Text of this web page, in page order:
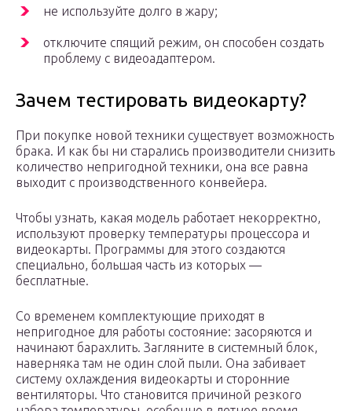
не используйте долго в жару;
отключите спящий режим, он способен создать
проблему с видеоадаптером.
Зачем тестировать видеокарту?
При покупке новой техники существует возможность
брака. И как бы ни старались производители снизить
количество непригодной техники, она все равна
выходит с производственного конвейера.
Чтобы узнать, какая модель работает некорректно,
используют проверку температуры процессора и
видеокарты. Программы для этого создаются
специально, большая часть из которых —
бесплатные.
Со временем комплектующие приходят в
непригодное для работы состояние: засоряются и
начинают барахлить. Загляните в системный блок,
наверняка там не один слой пыли. Она забивает
систему охлаждения видеокарты и сторонние
вентиляторы. Что становится причиной резкого